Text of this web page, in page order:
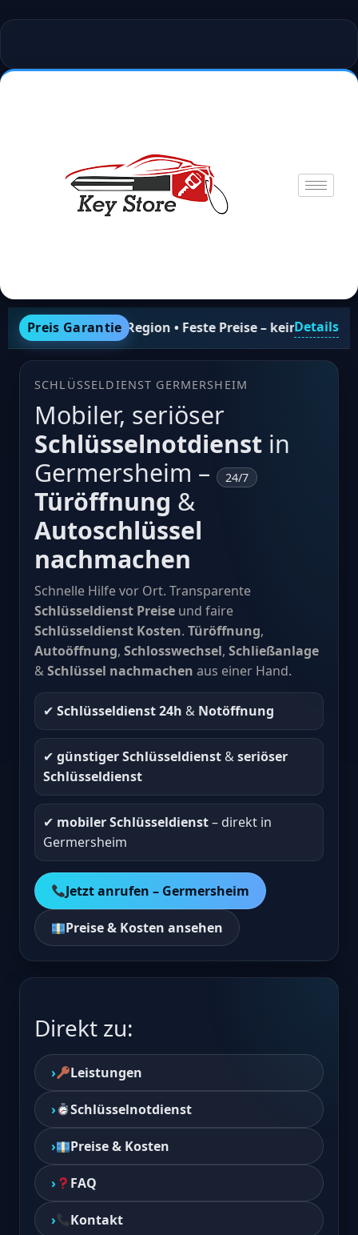
Preis Garantie
& Region • Feste Preise – keine verstecktenDetails
SCHLÜSSELDIENST GERMERSHEIM
Mobiler, seriöser
Schlüsselnotdienst in
Germersheim –
24/7
Türöffnung &
Autoschlüssel
nachmachen
Schnelle Hilfe vor Ort. Transparente
Schlüsseldienst Preise und faire
Schlüsseldienst Kosten. Türöffnung,
Autoöffnung, Schlosswechsel, Schließanlage
&Schlüssel nachmachen aus einer Hand.
✔︎ Schlüsseldienst 24h & Notöffnung
✔︎ günstiger Schlüsseldienst &seriöser
Schlüsseldienst
✔︎ mobiler Schlüsseldienst– direkt in
Germersheim
Jetzt anrufen – Germersheim
Preise & Kosten ansehen
Direkt zu:
Leistungen
Schlüsselnotdienst
Preise & Kosten
FAQ
Kontakt